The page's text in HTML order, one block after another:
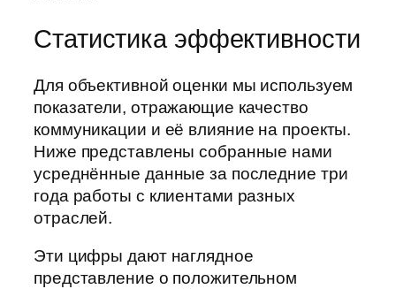
Статистика эффективности
Для объективной оценки мы используем
показатели, отражающие качество
коммуникации и её влияние на проекты.
Ниже представлены собранные нами
усреднённые данные за последние три
года работы с клиентами разных
отраслей.
Эти цифры дают наглядное
представление о положительном